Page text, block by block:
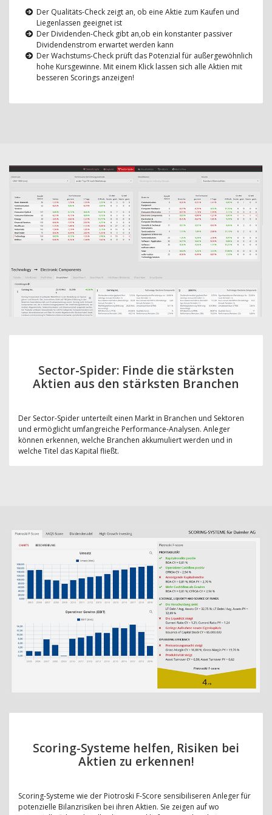
Der Qualitäts-Check zeigt an, ob eine Aktie zum Kaufen und
Liegenlassen geeignet ist
Der Dividenden-Check gibt an,ob ein konstanter passiver
Dividendenstrom erwartet werden kann
Der Wachstums-Check prüft das Potenzial für außergewöhnlich
hohe Kursgewinne. Mit einem Klick lassen sich alle Aktien mit
besseren Scorings anzeigen!
Sector-Spider: Finde die stärksten
Aktien aus den stärksten Branchen
Der Sector-Spider unterteilt einen Markt in Branchen und Sektoren
und ermöglicht umfangreiche Performance-Analysen. Anleger
können erkennen, welche Branchen akkumuliert werden und in
welche Titel das Kapital fließt.
Scoring-Systeme helfen, Risiken bei
Aktien zu erkennen!
Scoring-Systeme wie der Piotroski F-Score sensibiliseren Anleger für
potenzielle Bilanzrisiken bei ihren Aktien. Sie zeigen auf wo